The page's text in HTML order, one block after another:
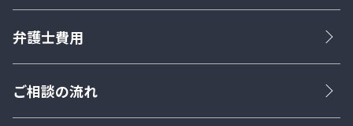
弁護士費用
ご相談の流れ